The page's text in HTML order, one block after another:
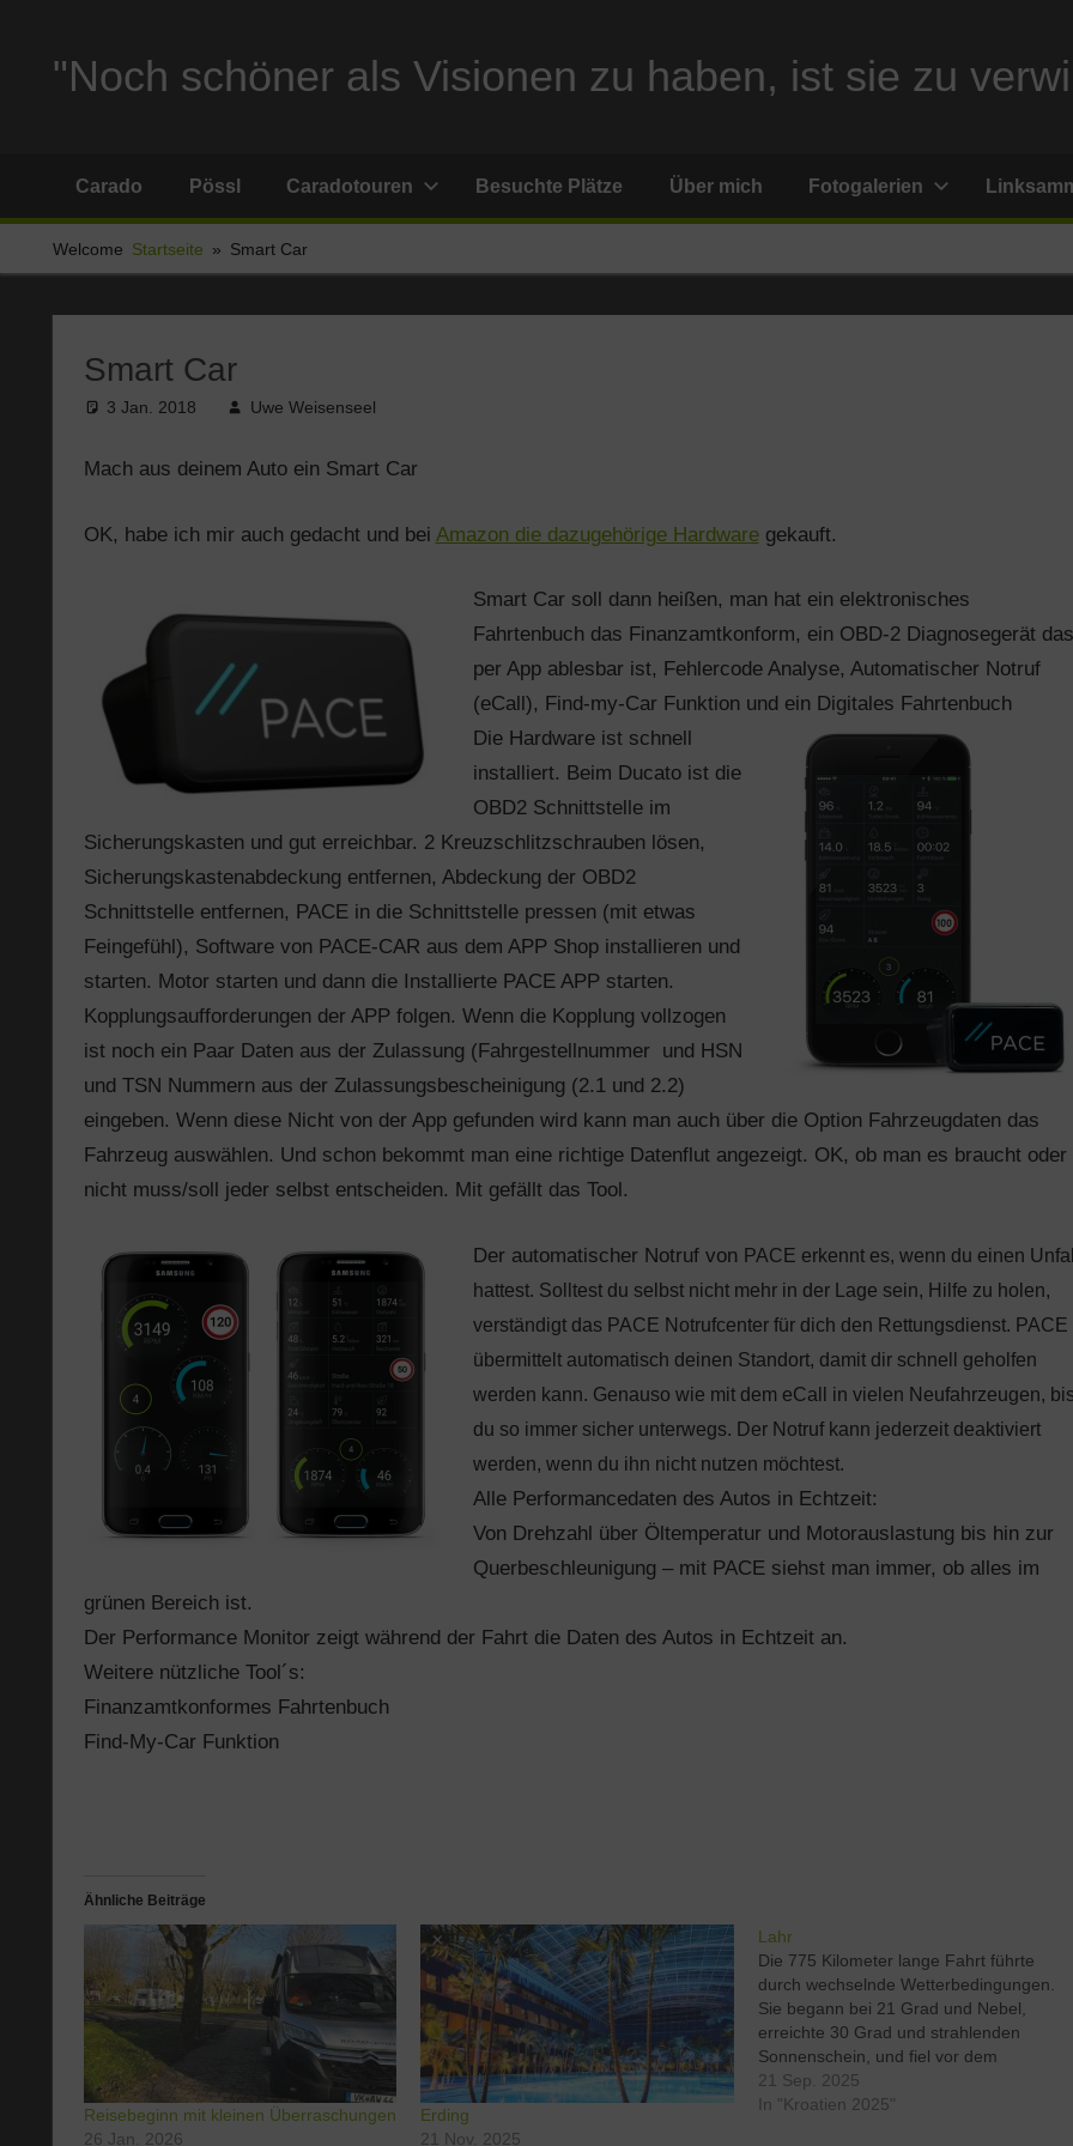
springen"Noch schöner als Visionen zu haben, ist sie zu
Stellplatzberichte
und
alles
rund
Ferien
Carado Pössl Caradotouren Besuchte Plätze Über mich Fotogalerien
Welcome Startseite Smart Car
Smart Car
3 Jan. 2018 Uwe Weisenseel
Mach aus deinem Auto ein Smart Car
OK, habe ich mir auch gedacht und bei Amazon die dazugehörige Hardwaregekauft.
Smart Car soll dann heißen, man hat ein elektronisches
Fahrtenbuch das Finanzamtkonform, ein OBD-2 Diagnosegerät das
per App ablesbar ist, Fehlercode Analyse, Automatischer Notruf
(eCall), Find-my-Car Funktion und ein Digitales Fahrtenbuch
Die Hardware ist schnell
installiert. Beim Ducato ist die
OBD2 Schnittstelle im
Sicherungskasten und gut erreichbar. 2 Kreuzschlitzschrauben lösen,
Sicherungskastenabdeckung entfernen, Abdeckung der OBD2
Schnittstelle entfernen, PACE in die Schnittstelle pressen (mit etwas
Feingefühl), Software von PACE-CAR aus dem APP Shop installieren und
starten. Motor starten und dann die Installierte PACE APP starten.
Kopplungsaufforderungen der APP folgen. Wenn die Kopplung vollzogen
ist noch ein Paar Daten aus der Zulassung (Fahrgestellnummer und HSN
und TSN Nummern aus der Zulassungsbescheinigung (2.1 und 2.2)
eingeben. Wenn diese Nicht von der App gefunden wird kann man auch über die Option Fahrzeugdaten das
Fahrzeug auswählen. Und schon bekommt man eine richtige Datenflut angezeigt. OK, ob man es braucht oder
nicht muss/soll jeder selbst entscheiden. Mit gefällt das Tool.
Der automatischer Notruf von PACE erkennt es, wenn du einen
hattest. Solltest du selbst nicht mehr in der Lage sein, Hilfe zu holen,
verständigt das PACE Notrufcenter für dich den Rettungsdienst. PACE
übermittelt automatisch deinen Standort, damit dir schnell geholfen
werden kann. Genauso wie mit dem eCall in vielen Neufahrzeugen,
du so immer sicher unterwegs. Der Notruf kann jederzeit deaktiviert
werden, wenn du ihn nicht nutzen möchtest.
Alle Performancedaten des Autos in Echtzeit:
Von Drehzahl über Öltemperatur und Motorauslastung bis hin zur
Querbeschleunigung – mit PACE siehst man immer, ob alles im
grünen Bereich ist.
Der Performance Monitor zeigt während der Fahrt die Daten des Autos in Echtzeit an.
Weitere nützliche Tool´s:
Finanzamtkonformes Fahrtenbuch
Find-My-Car Funktion
Ähnliche Beiträge
Reisebeginn mit kleinen Überraschungen
26 Jan. 2026
Erding
21 Nov. 2025
Lahr
Die 775 Kilometer lange Fahrt führte
durch wechselnde Wetterbedingungen.
Sie begann bei 21 Grad und Nebel,
erreichte 30 Grad und strahlenden
Sonnenschein, und fiel vor dem
Gotthardtunnel auf 14 Grad mit starker
Bewölkung und einem 70-minütigen
21 Sep. 2025
In "Kroatien 2025"